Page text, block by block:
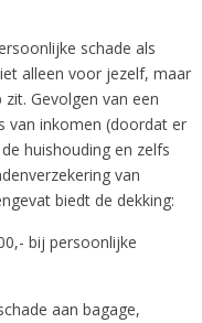
schade als
alleen voor jezelf, maar
Gevolgen van een
van inkomen (doordat er
huishouding en zelfs
van
biedt de dekking:
bij persoonlijke
aan bagage,